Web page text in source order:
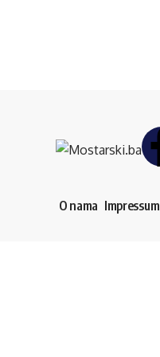
O nama Impressum